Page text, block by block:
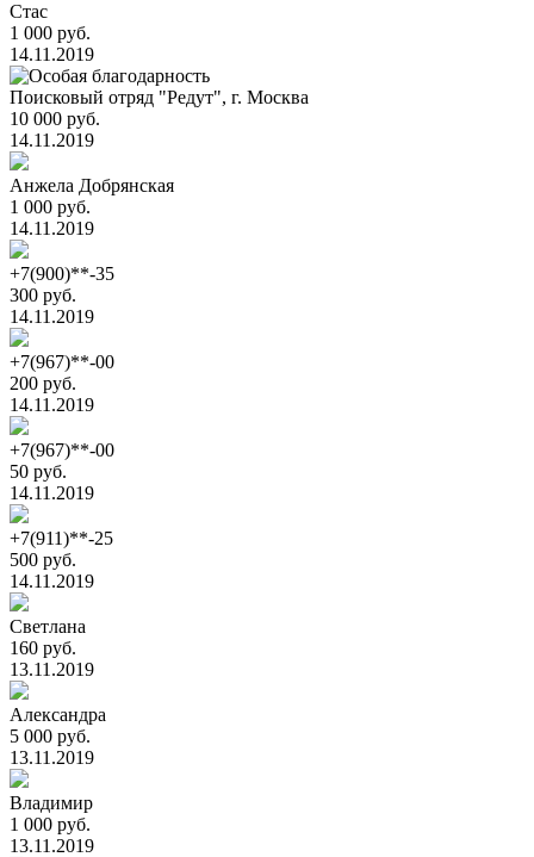
Стас
1 000 руб.
14.11.2019
Поисковый отряд "Редут", г. Москва
10 000 руб.
14.11.2019
Анжела Добрянская
1 000 руб.
14.11.2019
+7(900)**-35
300 руб.
14.11.2019
+7(967)**-00
200 руб.
14.11.2019
+7(967)**-00
50 руб.
14.11.2019
+7(911)**-25
500 руб.
14.11.2019
Светлана
160 руб.
13.11.2019
Александра
5 000 руб.
13.11.2019
Владимир
1 000 руб.
13.11.2019